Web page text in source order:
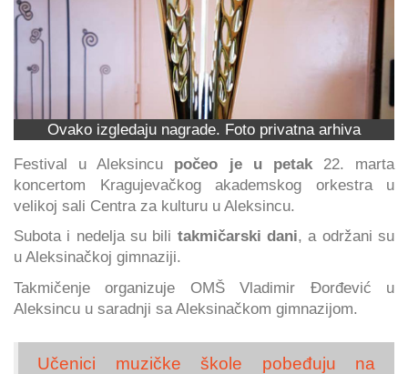
Ovako izgledaju nagrade. Foto privatna arhiva
Festival u Aleksincu počeo je u petak 22. marta
koncertom Kragujevačkog akademskog orkestra u
velikoj sali Centra za kulturu u Aleksincu.
Subota i nedelja su bili takmičarski dani, a održani su
u Aleksinačkoj gimnaziji.
Takmičenje organizuje OMŠ Vladimir Đorđević u
Aleksincu u saradnji sa Aleksinačkom gimnazijom.
Učenici muzičke škole pobeđuju na